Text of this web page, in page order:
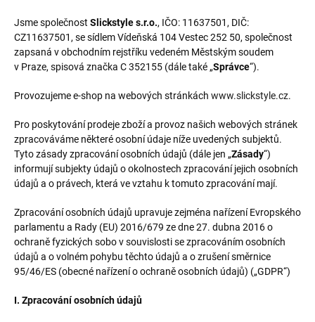
Jsme společnost Slickstyle s.r.o., IČO: 11637501, DIČ:
CZ11637501, se sídlem Vídeňská 104 Vestec 252 50, společnost
zapsaná v obchodním rejstříku vedeném Městským soudem
v Praze, spisová značka C 352155 (dále také „Správce“).
Provozujeme e-shop na webových stránkách www.slickstyle.cz.
Pro poskytování prodeje zboží a provoz našich webových stránek
zpracováváme některé osobní údaje níže uvedených subjektů.
Tyto zásady zpracování osobních údajů (dále jen „Zásady“)
informují subjekty údajů o okolnostech zpracování jejich osobních
údajů a o právech, která ve vztahu k tomuto zpracování mají.
Zpracování osobních údajů upravuje zejména nařízení Evropského
parlamentu a Rady (EU) 2016/679 ze dne 27. dubna 2016 o
ochraně fyzických sobo v souvislosti se zpracováním osobních
údajů a o volném pohybu těchto údajů a o zrušení směrnice
95/46/ES (obecné nařízení o ochraně osobních údajů) („GDPR“)
I. Zpracování osobních údajů